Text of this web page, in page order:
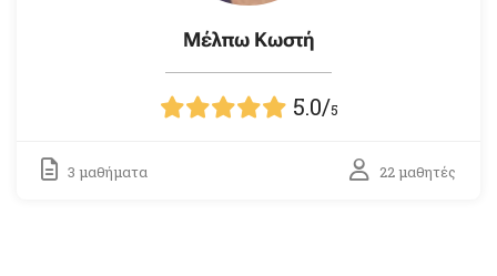
Μέλπω Κωστή
5.0/5
3 μαθήματα 22 μαθητές